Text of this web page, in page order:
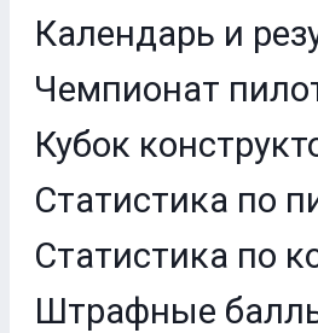
Календарь и
Чемпионат
Кубок
Статистика по
Статистика по
Штрафные